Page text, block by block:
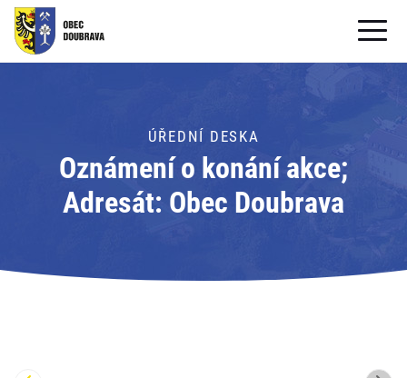
OBECNÍ ÚŘAD
PRO OBČANY
Formuláře ke stažení
PRO TURISTY
ÚŘEDNÍ DESKA
Oznámení o konání akce;
Adresát: Obec Doubrava